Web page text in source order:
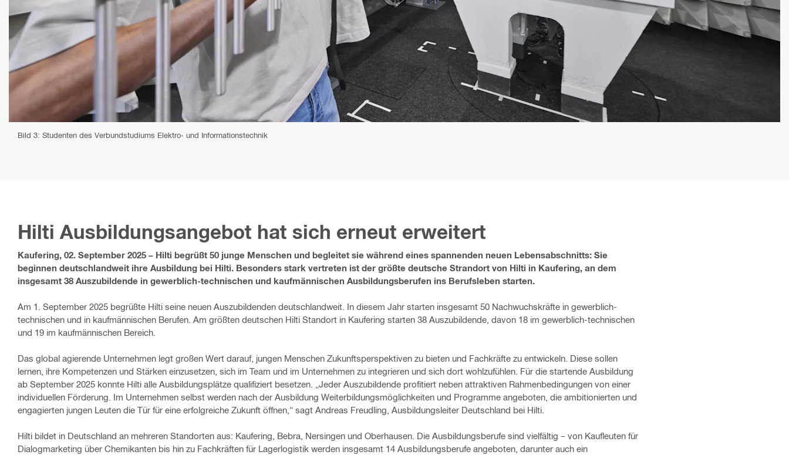
Bild 3: Studenten des Verbundstudiums Elektro- und Informationstechnik
Hilti Ausbildungsangebot hat sich erneut erweitert
Kaufering, 02. September 2025 – Hilti begrüßt 50 junge Menschen und begleitet sie während eines spannenden neuen Lebensabschnitts: Sie
beginnen deutschlandweit ihre Ausbildung bei Hilti. Besonders stark vertreten ist der größte deutsche Strandort von Hilti in Kaufering, an dem
insgesamt 38 Auszubildende in gewerblich-technischen und kaufmännischen Ausbildungsberufen ins Berufsleben starten.
Am 1. September 2025 begrüßte Hilti seine neuen Auszubildenden deutschlandweit. In diesem Jahr starten insgesamt 50 Nachwuchskräfte in gewerblich-
technischen und in kaufmännischen Berufen. Am größten deutschen Hilti Standort in Kaufering starten 38 Auszubildende, davon 18 im gewerblich-technischen
und 19 im kaufmännischen Bereich.
Das global agierende Unternehmen legt großen Wert darauf, jungen Menschen Zukunftsperspektiven zu bieten und Fachkräfte zu entwickeln. Diese sollen
lernen, ihre Kompetenzen und Stärken einzusetzen, sich im Team und im Unternehmen zu integrieren und sich dort wohlzufühlen. Für die startende Ausbildung
ab September 2025 konnte Hilti alle Ausbildungsplätze qualifiziert besetzen. „Jeder Auszubildende profitiert neben attraktiven Rahmenbedingungen von einer
individuellen Förderung. Im Unternehmen selbst werden nach der Ausbildung Weiterbildungsmöglichkeiten und Programme angeboten, die ambitionierten und
engagierten jungen Leuten die Tür für eine erfolgreiche Zukunft öffnen,“ sagt Andreas Freudling, Ausbildungsleiter Deutschland bei Hilti.
Hilti bildet in Deutschland an mehreren Standorten aus: Kaufering, Bebra, Nersingen und Oberhausen. Die Ausbildungsberufe sind vielfältig – von Kaufleuten für
Dialogmarketing über Chemikanten bis hin zu Fachkräften für Lagerlogistik werden insgesamt 14 Ausbildungsberufe angeboten, darunter auch ein